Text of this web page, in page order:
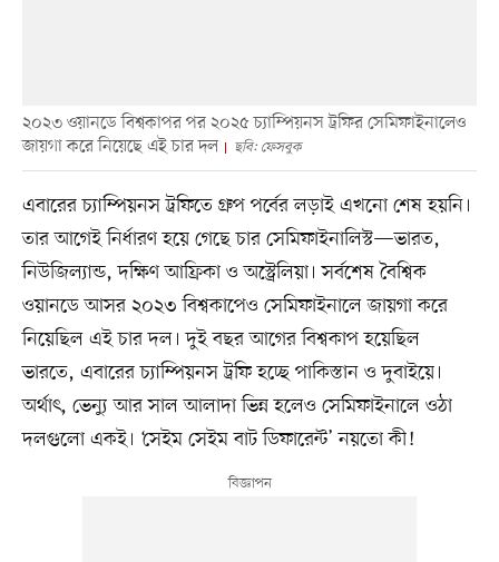
২০২৩ ওয়ানডে বিশ্বকাপর পর ২০২৫ চ্যাম্পিয়নস ট্রফির সেমিফাইনালেও
জায়গা করে নিয়েছে এই চার দল
ছবি: ফেসবুক
এবারের চ্যাম্পিয়নস ট্রফিতে গ্রুপ পর্বের লড়াই এখনো শেষ হয়নি।
তার আগেই নির্ধারণ হয়ে গেছে চার সেমিফাইনালিস্ট—ভারত,
নিউজিল্যান্ড, দক্ষিণ আফ্রিকা ও অস্ট্রেলিয়া। সর্বশেষ বৈশ্বিক
ওয়ানডে আসর ২০২৩ বিশ্বকাপেও সেমিফাইনালে জায়গা করে
নিয়েছিল এই চার দল। দুই বছর আগের বিশ্বকাপ হয়েছিল
ভারতে, এবারের চ্যাম্পিয়নস ট্রফি হচ্ছে পাকিস্তান ও দুবাইয়ে।
অর্থাৎ, ভেন্যু আর সাল আলাদা ভিন্ন হলেও সেমিফাইনালে ওঠা
দলগুলো একই। ‘সেইম সেইম বাট ডিফারেন্ট’ নয়তো কী!